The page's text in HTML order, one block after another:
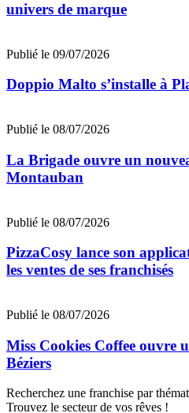
univers de marque
Publié le 09/07/2026
Doppio Malto s’installe à
Publié le 08/07/2026
La Brigade ouvre un
Montauban
Publié le 08/07/2026
PizzaCosy lance son
les ventes de ses franchisés
Publié le 08/07/2026
Miss Cookies Coffee ouvre
Béziers
Recherchez une franchise par
Trouvez le secteur de vos rêves !